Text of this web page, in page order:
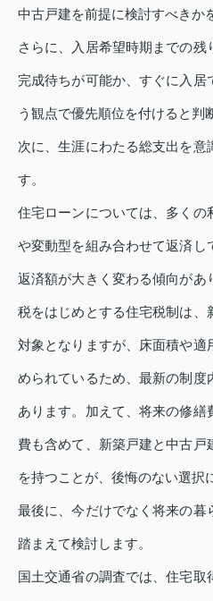
中古戸建を前提に検討すべきか
さらに、入居希望時期までの
完成待ちが可能か、すぐに入居
う観点で優先順位を付けると判
次に、生涯にわたる総支出を
す。
住宅ローンについては、多くの
や変動型を組み合わせて返済し
返済額が大きく変わる傾向があ
税をはじめとする住宅税制は、
対象となりますが、床面積や適
められているため、最新の制度
あります。加えて、将来の修
費も含めて、新築戸建と中古戸
を持つことが、後悔のない選択
最後に、今だけでなく将来の暮
踏まえて検討します。
国土交通省の調査では、住宅